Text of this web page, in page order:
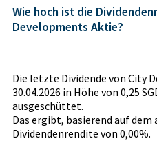
Wie hoch ist die
Developments Aktie?
Die letzte Dividende von City
30.04.2026 in Höhe von 0,25
ausgeschüttet.
Das ergibt, basierend auf
Dividendenrendite von 0,00%.